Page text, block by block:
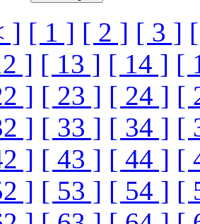
] [ 1 ] [ 2 ] [ 3 ]
] [ 13 ] [ 14 ] [
] [ 23 ] [ 24 ] [
] [ 33 ] [ 34 ] [
] [ 43 ] [ 44 ] [
] [ 53 ] [ 54 ] [